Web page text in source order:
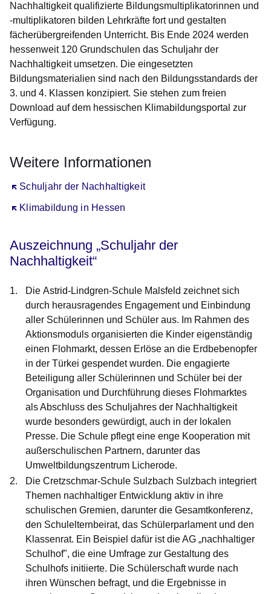
Nachhaltigkeit qualifizierte Bildungsmultiplikatorinnen und
-multiplikatoren bilden Lehrkräfte fort und gestalten
fächerübergreifenden Unterricht. Bis Ende 2024 werden
hessenweit 120 Grundschulen das Schuljahr der
Nachhaltigkeit umsetzen. Die eingesetzten
Bildungsmaterialien sind nach den Bildungsstandards der
3. und 4. Klassen konzipiert. Sie stehen zum freien
Download auf dem hessischen Klimabildungsportal zur
Verfügung.
Weitere Informationen
Schuljahr der Nachhaltigkeit
Öffnet sich in einem neuen Fenster
Klimabildung in Hessen
Öffnet sich in einem neuen Fenster
Auszeichnung „Schuljahr der
Nachhaltigkeit“
Die Astrid-Lindgren-Schule Malsfeld zeichnet sich
durch herausragendes Engagement und Einbindung
aller Schülerinnen und Schüler aus. Im Rahmen des
Aktionsmoduls organisierten die Kinder eigenständig
einen Flohmarkt, dessen Erlöse an die Erdbebenopfer
in der Türkei gespendet wurden. Die engagierte
Beteiligung aller Schülerinnen und Schüler bei der
Organisation und Durchführung dieses Flohmarktes
als Abschluss des Schuljahres der Nachhaltigkeit
wurde besonders gewürdigt, auch in der lokalen
Presse. Die Schule pflegt eine enge Kooperation mit
außerschulischen Partnern, darunter das
Umweltbildungszentrum Licherode.
Die Cretzschmar-Schule Sulzbach Sulzbach integriert
Themen nachhaltiger Entwicklung aktiv in ihre
schulischen Gremien, darunter die Gesamtkonferenz,
den Schulelternbeirat, das Schülerparlament und den
Klassenrat. Ein Beispiel dafür ist die AG „nachhaltiger
Schulhof", die eine Umfrage zur Gestaltung des
Schulhofs initiierte. Die Schülerschaft wurde nach
ihren Wünschen befragt, und die Ergebnisse in